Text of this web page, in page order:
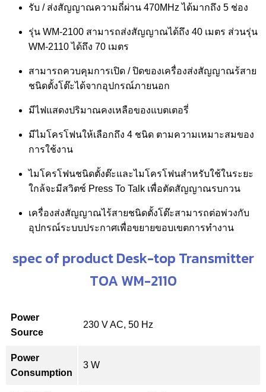
รับ / ส่งสัญญาณความถี่ผ่าน 470MHz ได้มากถึง 5 ช่อง
รุ่น WM-2100 สามารถส่งสัญญาณได้ถึง 40 เมตร ส่วนรุ่น
WM-2110 ได้ถึง 70 เมตร
สามารถควบคุมการเปิด / ปิดของเครื่องส่งสัญญาณร้สาย
ชนิดตั้งโต๊ะได้จากอุปกรณ์ภายนอก
มีไฟแสดงปริมาณคงเหลือของแบตเตอรี่
มีไมโครโฟนให้เลือกถึง 4 ชนิด ตามความเหมาะสมของ
การใช้งาน
ไมโครโฟนชนิดตั้งต๊ะและไมโครโฟนสำหรับใช้ในระยะ
ใกล้จะมีสวิตซ์ Press To Talk เพื่อตัดสัญญาณรบกวน
เครื่องส่งสัญญาณไร้สายชนิดตั้งโต๊ะสามารถต่อพ่วงกับ
อุปกรณ์ระบบประกาศเพื่อขยายขอบเขตการทำงาน
spec of product Desk-top Transmitter
TOA WM-2110
Power
Source
230 V AC, 50 Hz
Power
Consumption
3 W